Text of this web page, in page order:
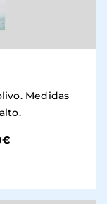
Medidas
nueva)